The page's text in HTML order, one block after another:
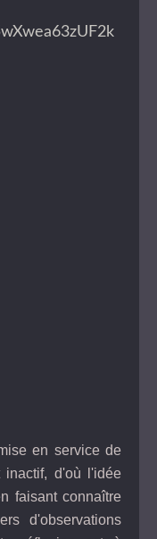
en service de
inactif, d'où l'idée
faisant connaître
d'observations